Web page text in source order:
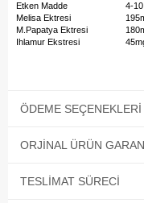
Etken Madde 4-
Melisa Ektresi
M.Papatya Ektresi
Ihlamur Ekstresi
ÖDEME SEÇENEKLERI
ORJINAL ÜRÜN
TESLIMAT SÜRECI